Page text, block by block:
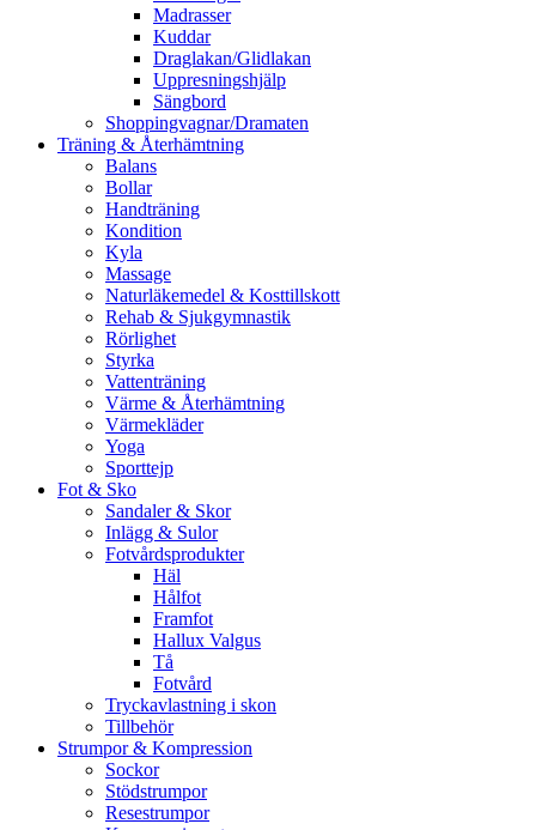
Madrasser
Kuddar
Draglakan/Glidlakan
Uppresningshjälp
Sängbord
Shoppingvagnar/Dramaten
Träning & Återhämtning
Balans
Bollar
Handträning
Kondition
Kyla
Massage
Naturläkemedel & Kosttillskott
Rehab & Sjukgymnastik
Rörlighet
Styrka
Vattenträning
Värme & Återhämtning
Värmekläder
Yoga
Sporttejp
Fot & Sko
Sandaler & Skor
Inlägg & Sulor
Fotvårdsprodukter
Häl
Hålfot
Framfot
Hallux Valgus
Tå
Fotvård
Tryckavlastning i skon
Tillbehör
Strumpor & Kompression
Sockor
Stödstrumpor
Resestrumpor